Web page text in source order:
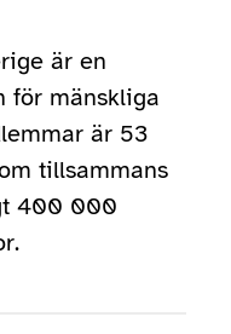
är en
för mänskliga
är 53
tillsammans
400 000